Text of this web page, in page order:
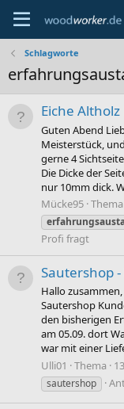
Schlagworte
Eiche
Guten Abend
Meisterstück,
gerne 4
Die Dicke der
nur 10mm dick.
Mücke95 Thema
Profi fragt
Sautershop
Hallo
Sautershop
den bisherigen
am 05.09. dort
war mit einer
Ulli01
Thema
sautershop